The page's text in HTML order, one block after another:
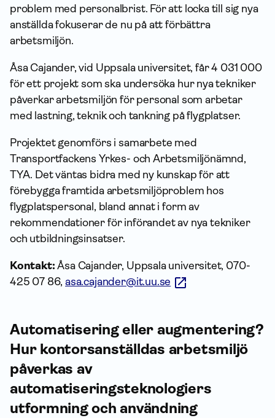
problem med personalbrist. För att locka till sig nya
anställda fokuserar de nu på att förbättra
arbetsmiljön.
Åsa Cajander, vid Uppsala universitet, får 4 031 000
för ett projekt som ska undersöka hur nya tekniker
påverkar arbetsmiljön för personal som arbetar
med lastning, teknik och tankning på flygplatser.
Projektet genomförs i samarbete med
Transportfackens Yrkes- och Arbetsmiljönämnd,
TYA. Det väntas bidra med ny kunskap för att
förebygga framtida arbetsmiljöproblem hos
flygplatspersonal, bland annat i form av
rekommendationer för införandet av nya tekniker
och utbildningsinsatser.
Kontakt:Åsa Cajander, Uppsala universitet, 070-
425 07 86,asa.cajander@it.uu.se
Automatisering eller augmentering?
Hur kontorsanställdas arbetsmiljö
påverkas av
automatiseringsteknologiers
utformning och användning